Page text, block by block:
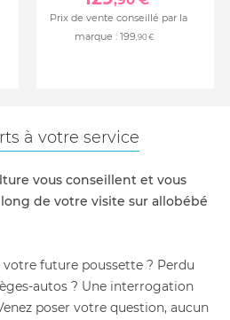
Prix de vente conseillé par la
marque : 199,90 €
à votre service
vous conseillent et vous
de votre visite sur allobébé
future poussette ? Perdu
autos ? Une interrogation
poser votre question, aucun